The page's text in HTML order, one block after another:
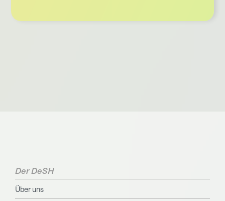
Der DeSH
Über uns